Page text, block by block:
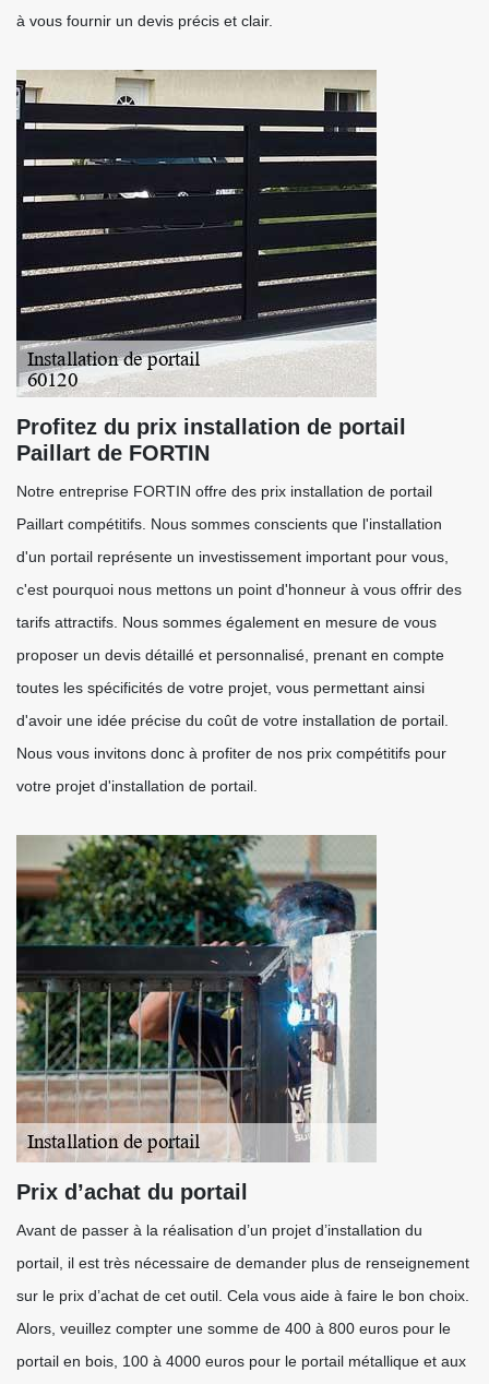
à vous fournir un devis précis et clair.
Profitez du prix installation de portail
Paillart de FORTIN
Notre entreprise FORTIN offre des prix installation de portail
Paillart compétitifs. Nous sommes conscients que l'installation
d'un portail représente un investissement important pour vous,
c'est pourquoi nous mettons un point d'honneur à vous offrir des
tarifs attractifs. Nous sommes également en mesure de vous
proposer un devis détaillé et personnalisé, prenant en compte
toutes les spécificités de votre projet, vous permettant ainsi
d'avoir une idée précise du coût de votre installation de portail.
Nous vous invitons donc à profiter de nos prix compétitifs pour
votre projet d'installation de portail.
Prix d’achat du portail
Avant de passer à la réalisation d’un projet d’installation du
portail, il est très nécessaire de demander plus de renseignement
sur le prix d’achat de cet outil. Cela vous aide à faire le bon choix.
Alors, veuillez compter une somme de 400 à 800 euros pour le
portail en bois, 100 à 4000 euros pour le portail métallique et aux